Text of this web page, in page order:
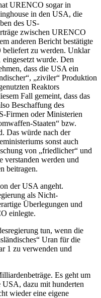
URENCO sogar in
in den USA, die
des US-
zwischen URENCO
anderen Bericht bestätigte
zu werden. Unklar
eingesetzt wurde. Den
dass die USA ein
„ziviler“ Produktion
Reaktors
Fall gemeint, dass das
Beschaffung des
Firmen oder Ministerien
Staaten“ bzw.
Das würde nach der
sonst auch
von „friedlicher“ und
verstanden werden und
beitragen.
der USA angeht.
als Nicht-
Überlegungen und
einlegte.
tun, wenn die
Uran für die
1 zu verwenden und
Es geht um
dazu mit hunderten
wieder eine eigene